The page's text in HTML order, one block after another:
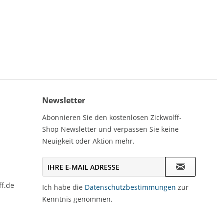
Newsletter
Abonnieren Sie den kostenlosen Zickwolff-
Shop Newsletter und verpassen Sie keine
Neuigkeit oder Aktion mehr.
Ich habe die Datenschutzbestimmungen zur
Kenntnis genommen.